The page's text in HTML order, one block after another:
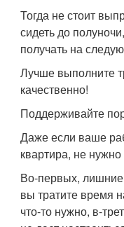
Тогда не стоит
сидеть до
получать на
Лучше выполните
качественно!
Поддерживайте
Даже если ваше
квартира, не
Во-первых,
вы тратите время
что-то нужно, в-